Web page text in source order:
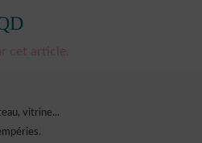
cet article.
vitrine...